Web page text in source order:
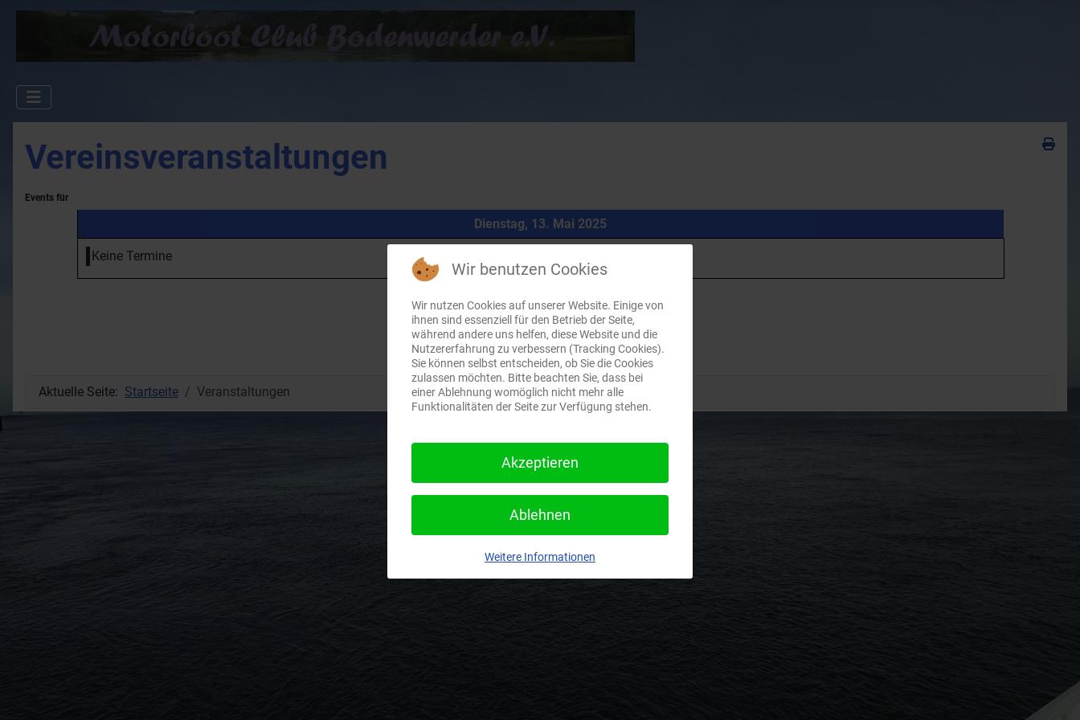
Vereinsveranstaltungen
Events für
Dienstag, 13. Mai 2025
Keine Termine
Aktuelle Seite: Startseite Veranstaltungen
Wir benutzen Cookies
Wir nutzen Cookies auf unserer Website. Einige von
ihnen sind essenziell für den Betrieb der Seite,
während andere uns helfen, diese Website und die
Nutzererfahrung zu verbessern (Tracking Cookies).
Sie können selbst entscheiden, ob Sie die Cookies
zulassen möchten. Bitte beachten Sie, dass bei
einer Ablehnung womöglich nicht mehr alle
Funktionalitäten der Seite zur Verfügung stehen.
Akzeptieren
Ablehnen
Weitere Informationen